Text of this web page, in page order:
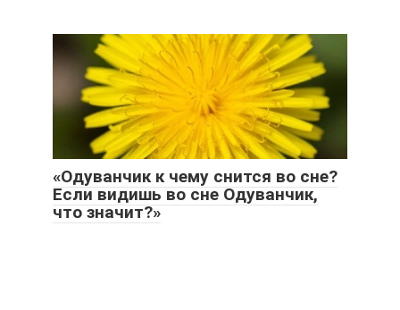
«Одуванчик к чему снится во сне?
Если видишь во сне Одуванчик,
что значит?»